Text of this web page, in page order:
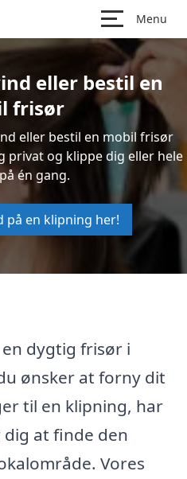
Menu
eller bestil en
frisør
eller bestil en mobil frisør
privat og klippe dig eller hele
én gang.
på en klipning her!
dygtig frisør i
ønsker at forny dit
til en klipning, har
at finde den
Vores